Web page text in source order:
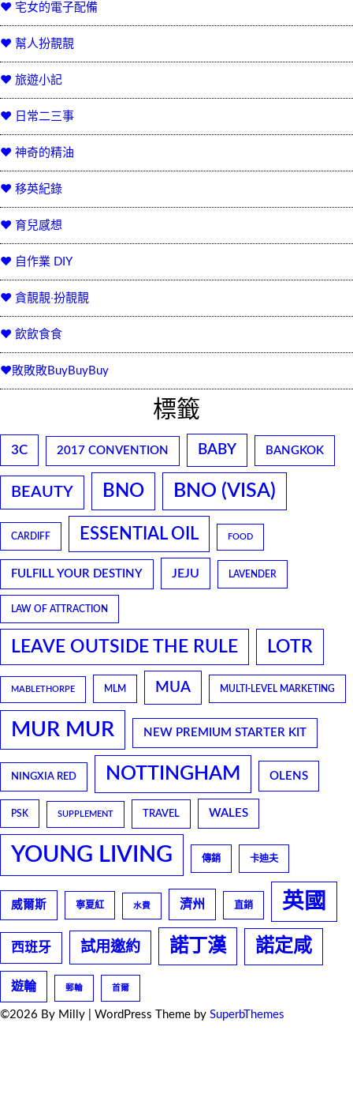
♥ 宅女的電子配備
♥ 幫人扮靚靚
♥ 旅遊小記
♥ 日常二三事
♥ 神奇的精油
♥ 移英紀錄
♥ 育兒感想
♥ 自作業 DIY
♥ 貪靚靚‧扮靚靚
♥ 飲飲食食
♥敗敗敗BuyBuyBuy
標籤
3C 2017 CONVENTION BABY BANGKOK
BEAUTY BNO BNO (VISA)
CARDIFF ESSENTIAL OIL FOOD
FULFILL YOUR DESTINY JEJU LAVENDER
LAW OF ATTRACTION
LEAVE OUTSIDE THE RULE LOTR
MABLETHORPE MLM MUA MULTI-LEVEL MARKETING
MUR MUR NEW PREMIUM STARTER KIT
NINGXIA RED NOTTINGHAM OLENS
PSK SUPPLEMENT TRAVEL WALES
YOUNG LIVING 傳銷 卡迪夫
威爾斯 寧夏紅 水費 濟州 直銷 英國
西班牙 試用邀約 諾丁漢 諾定咸
遊輪 郵輪 首爾
©2026 By Milly | WordPress Theme by SuperbThemes